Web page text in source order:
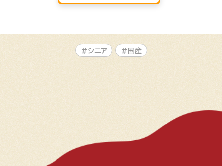
#シニア #国産